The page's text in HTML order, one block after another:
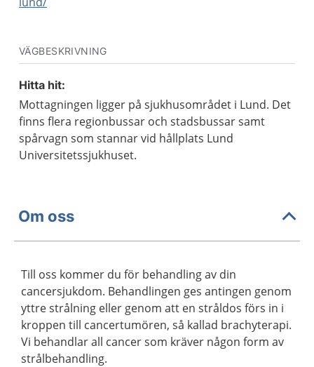
VÄGBESKRIVNING
Hitta hit:
Mottagningen ligger på sjukhusområdet i Lund. Det
finns flera regionbussar och stadsbussar samt
spårvagn som stannar vid hållplats Lund
Universitetssjukhuset.
Om oss
Till oss kommer du för behandling av din
cancersjukdom. Behandlingen ges antingen genom
yttre strålning eller genom att en stråldos förs in i
kroppen till cancertumören, så kallad brachyterapi.
Vi behandlar all cancer som kräver någon form av
strålbehandling.